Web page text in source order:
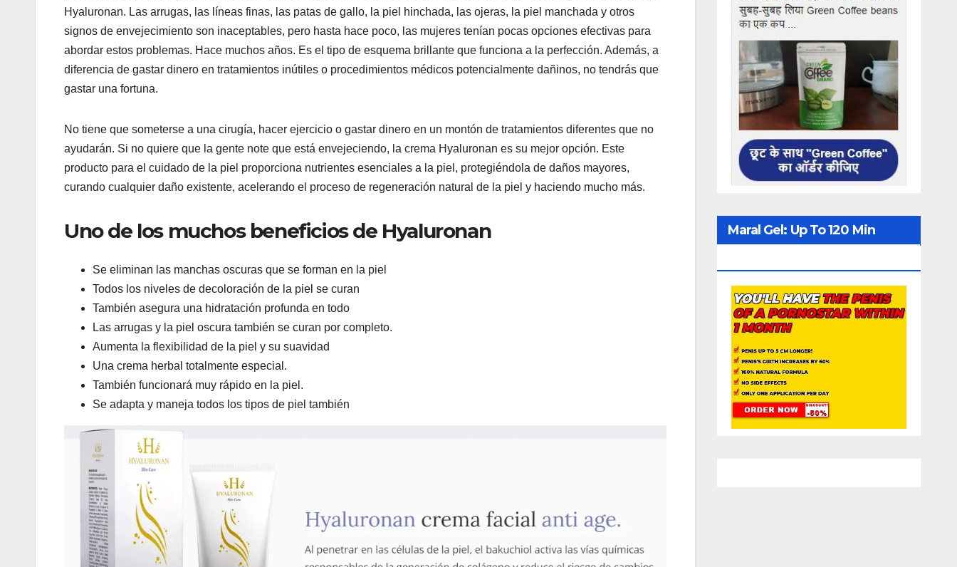
Hyaluronan. Las arrugas, las líneas finas, las patas de gallo, la piel hinchada, las ojeras, la piel manchada y otros
signos de envejecimiento son inaceptables, pero hasta hace poco, las mujeres tenían pocas opciones efectivas para
abordar estos problemas. Hace muchos años. Es el tipo de esquema brillante que funciona a la perfección. Además, a
diferencia de gastar dinero en tratamientos inútiles o procedimientos médicos potencialmente dañinos, no tendrás que
gastar una fortuna.
No tiene que someterse a una cirugía, hacer ejercicio o gastar dinero en un montón de tratamientos diferentes que no
ayudarán. Si no quiere que la gente note que está envejeciendo, la crema Hyaluronan es su mejor opción. Este
producto para el cuidado de la piel proporciona nutrientes esenciales a la piel, protegiéndola de daños mayores,
curando cualquier daño existente, acelerando el proceso de regeneración natural de la piel y haciendo mucho más.
Uno de los muchos beneficios de Hyaluronan
Se eliminan las manchas oscuras que se forman en la piel
Todos los niveles de decoloración de la piel se curan
También asegura una hidratación profunda en todo
Las arrugas y la piel oscura también se curan por completo.
Aumenta la flexibilidad de la piel y su suavidad
Una crema herbal totalmente especial.
También funcionará muy rápido en la piel.
Se adapta y maneja todos los tipos de piel también
Maral Gel: Up To 120 Min